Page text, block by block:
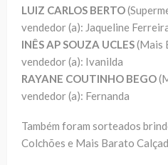
LUIZ CARLOS BERTO
vendedor (a): Jaqueline
INÊS AP SOUZA UCLES(Mais
vendedor (a): Ivanilda
RAYANE COUTINHO BEGO
vendedor (a): Fernanda
Também foram sorteados
Colchões e Mais Barato